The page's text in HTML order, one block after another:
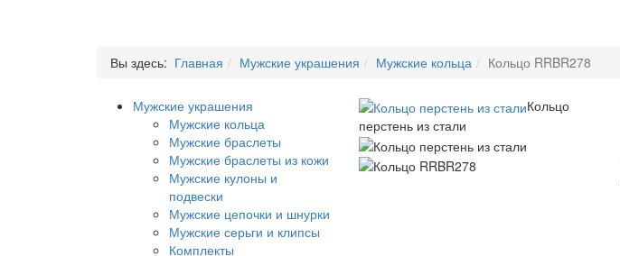
Вы здесь: Главная Мужские украшения Мужские кольца Кольцо RRBR278
Мужские украшения
Мужские кольца
Мужские браслеты
Мужские браслеты из кожи
Мужские кулоны и
подвески
Мужские цепочки и шнурки
Мужские серьги и клипсы
Комплекты
Кольцо
перстень из стали